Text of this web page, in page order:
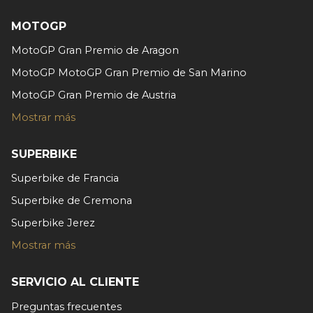
información sobre el uso que haga del sitio web con
nuestros partners de redes sociales, publicidad y análisis
que les haya proporcionado o que hayan recopilado a
partir del uso que haya hecho de sus servicios.
MOTOGP
MotoGP Gran Premio de Aragon
MotoGP MotoGP Gran Premio de San Marino
MotoGP Gran Premio de Austria
Mostrar más
SUPERBIKE
Superbike de Francia
Superbike de Cremona
Superbike Jerez
Mostrar más
SERVICIO AL CLIENTE
Preguntas frecuentes